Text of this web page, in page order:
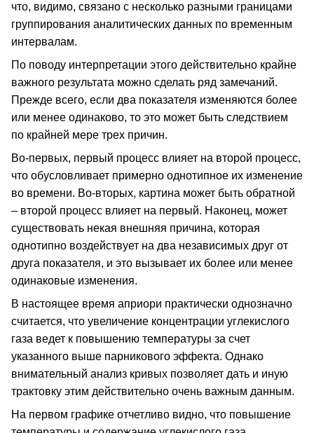
что, видимо, связано с несколько разными границами
группирования аналитических данных по временным
интервалам.
По поводу интерпретации этого действительно крайне
важного результата можно сделать ряд замечаний.
Прежде всего, если два показателя изменяются более
или менее одинаково, то это может быть следствием
по крайней мере трех причин.
Во-первых, первый процесс влияет на второй процесс,
что обусловливает примерно однотипное их изменение
во времени. Во-вторых, картина может быть обратной
– второй процесс влияет на первый. Наконец, может
существовать некая внешняя причина, которая
однотипно воздействует на два независимых друг от
друга показателя, и это вызывает их более или менее
одинаковые изменения.
В настоящее время априори практически однозначно
считается, что увеличение концентрации углекислого
газа ведет к повышению температуры за счет
указанного выше парникового эффекта. Однако
внимательный анализ кривых позволяет дать и иную
трактовку этим действительно очень важным данным.
На первом графике отчетливо видно, что повышение